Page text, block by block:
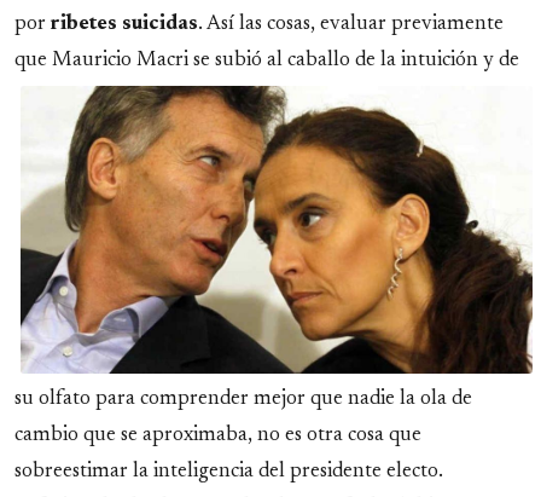
por ribetes suicidas. Así las cosas, evaluar previamente
que Mauricio Macri se subió al caballo de la intuición y de
su olfato para comprender mejor que nadie la ola de
cambio que se aproximaba, no es otra cosa que
sobreestimar la inteligencia del presidente electo.